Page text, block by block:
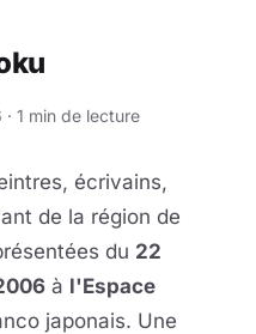
1 min de lecture
écrivains,
de la région de
du 22
à l'Espace
japonais. Une